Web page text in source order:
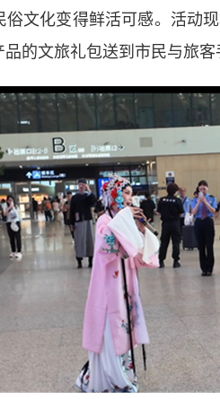
俗文化变得鲜活可感。活动
的文旅礼包送到市民与旅客